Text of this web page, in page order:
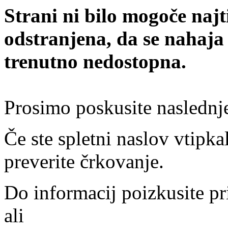
Strani ni bilo mogoče
odstranjena, da se
trenutno nedostopna.
Prosimo poskusite
Če ste spletni naslov
preverite črkovanje.
Do informacij poizkusite
ali